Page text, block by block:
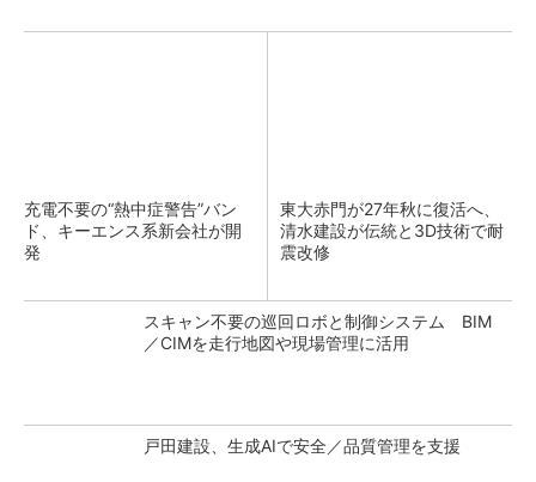
充電不要の“熱中症警告”バン
ド、キーエンス系新会社が開
発
東大赤門が27年秋に復活へ、
清水建設が伝統と3D技術で耐
震改修
スキャン不要の巡回ロボと制御システム BIM
／CIMを走行地図や現場管理に活用
戸田建設、生成AIで安全／品質管理を支援